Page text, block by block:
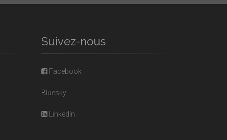
Suivez-nous
Facebook
Bluesky
LinkedIn